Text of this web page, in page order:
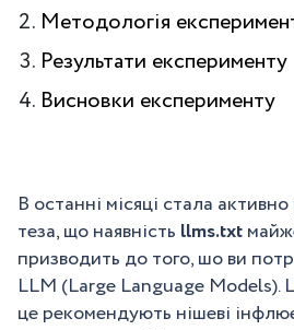
Методологія
Результати експерименту
Висновки експерименту
В останні місяці стала
теза, що наявність llms.txt
призводить до того, шо ви
LLM (Large Language Models).
це рекомендують нішеві